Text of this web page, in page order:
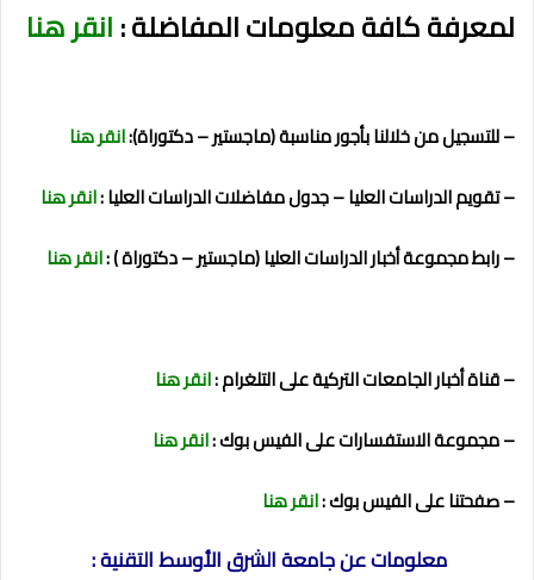
لمعرفة كافة معلومات المفاضلة :انقر هنا
– للتسجيل من خلالنا بأجور مناسبة (ماجستير – دكتوراة):انقر هنا
– تقويم الدراسات العليا – جدول مفاضلات الدراسات العليا :انقر هنا
– رابط مجموعة أخبار الدراسات العليا (ماجستير – دكتوراة ) :انقر هنا
– قناة أخبار الجامعات التركية على التلغرام :انقر هنا
– مجموعة الاستفسارات على الفيس بوك :انقر هنا
– صفحتنا على الفيس بوك :انقر هنا
معلومات عن جامعة الشرق الأوسط التقنية :